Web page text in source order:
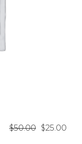
$50.00 $25.00